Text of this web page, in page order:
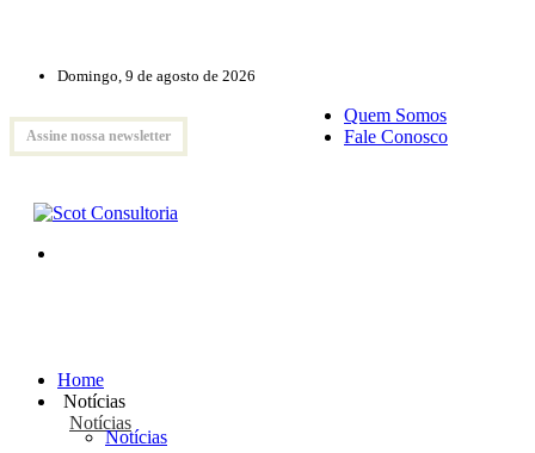
Domingo, 9 de agosto de 2026
Assine nossa newsletter
Quem Somos
Fale Conosco
Home
Notícias
Notícias
Notícias